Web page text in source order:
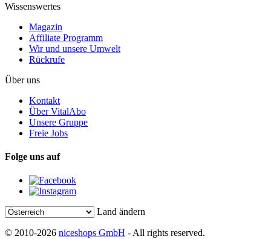
Wissenswertes
Magazin
Affiliate Programm
Wir und unsere Umwelt
Rückrufe
Über uns
Kontakt
Über VitalAbo
Unsere Gruppe
Freie Jobs
Folge uns auf
Land ändern
© 2010-2026 niceshops GmbH - All rights reserved.